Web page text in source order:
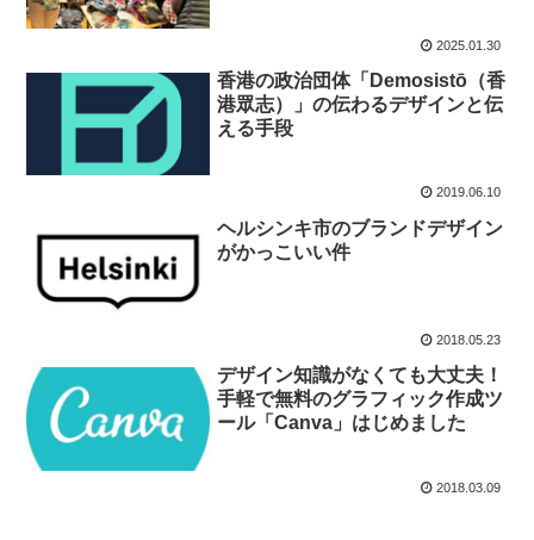
2025.01.30
香港の政治団体「Demosistō（香
港眾志）」の伝わるデザインと伝
える手段
2019.06.10
ヘルシンキ市のブランドデザイン
がかっこいい件
2018.05.23
デザイン知識がなくても大丈夫！
手軽で無料のグラフィック作成ツ
ール「Canva」はじめました
2018.03.09